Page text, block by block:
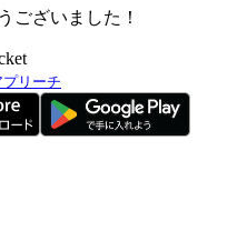
ございました！
プリーチ